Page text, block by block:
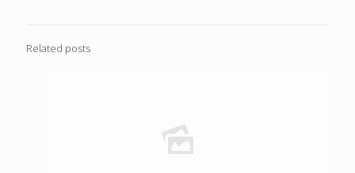
Related posts